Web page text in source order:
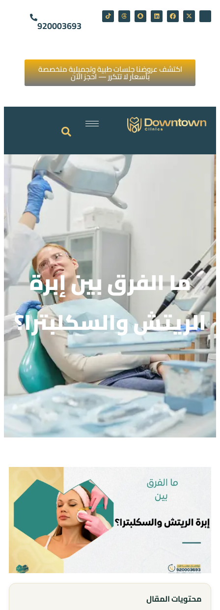
920003693
اكتشف عروضنا جلسات طبية وتجميلية متخصصة
بأسعار لا تتكرر — احجز الآن
ما الفرق بين إبرة
الريتش والسكلبترا؟
محتويات المقال